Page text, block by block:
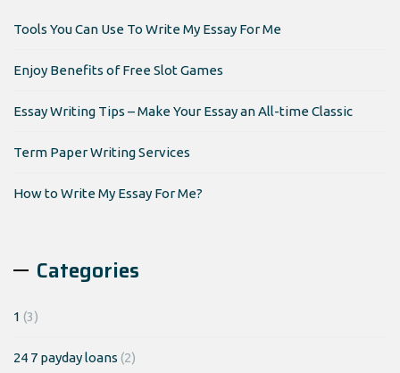
Tools You Can Use To Write My Essay For Me
Enjoy Benefits of Free Slot Games
Essay Writing Tips – Make Your Essay an All-time Classic
Term Paper Writing Services
How to Write My Essay For Me?
Categories
1 (3)
24 7 payday loans (2)